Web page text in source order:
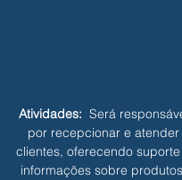
Atividades: Será
por recepcionar e atender
clientes, oferecendo
informações sobre